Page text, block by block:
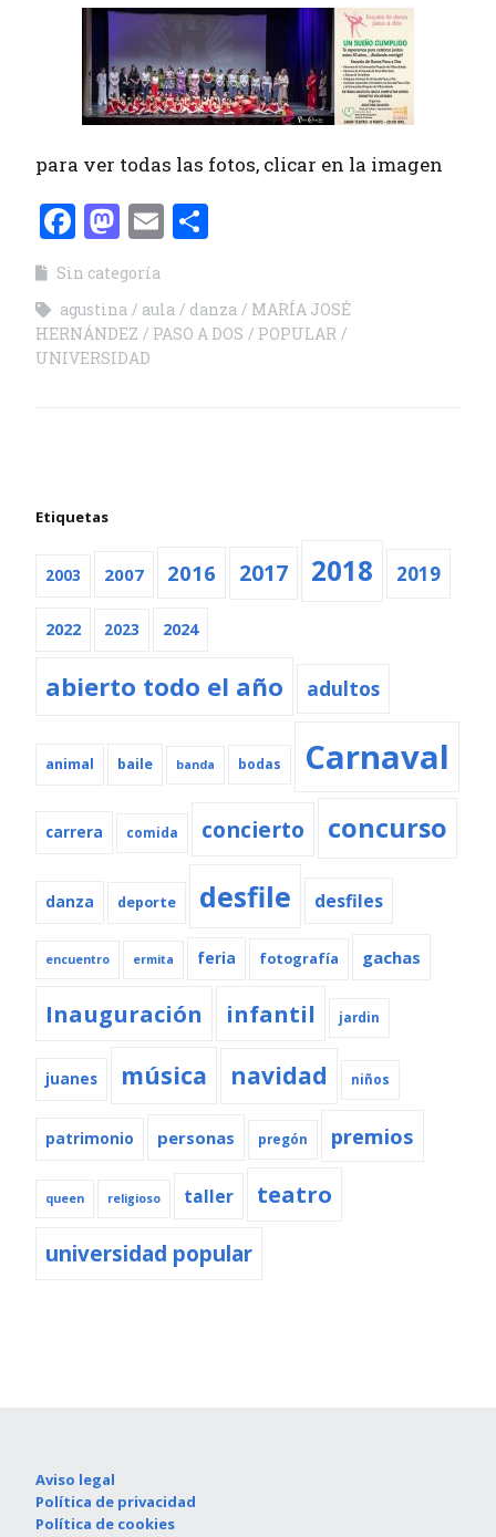
para ver todas las fotos, clicar en la imagen
Facebook
Mastodon
Email
Sin categoría
agustina
aula danza
MARÍA JOSÉ
HERNÁNDEZ
PASO A DOS
POPULAR
UNIVERSIDAD
Etiquetas
2003 2007 2016 2017 2018 2019
2022 2023 2024
abierto todo el año adultos
animal baile banda bodas Carnaval
carrera comida concierto concurso
danza deporte desfile desfiles
encuentro ermita feria fotografía gachas
Inauguración infantil jardin
juanes música navidad niños
patrimonio personas pregón premios
queen religioso taller teatro
universidad popular
Aviso legal
Política de privacidad
Política de cookies